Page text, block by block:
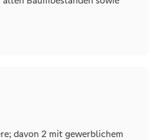
und Artenschutzes sind
Grünflächen, die Nähe zur
zeigt sich vielfältig –
Reihenhäuser und
davon 2 mit gewerblichem